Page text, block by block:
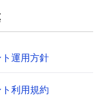
運用方針
利用規約